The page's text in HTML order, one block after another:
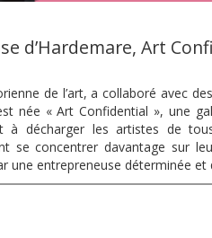
d’Hardemare, Art
de l’art, a collaboré avec
née « Art Confidential », une
à décharger les artistes de
se concentrer davantage sur
une entrepreneuse déterminée et